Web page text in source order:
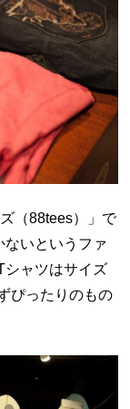
（88tees）」で
ないというファ
シャツはサイズ
ぴったりのもの